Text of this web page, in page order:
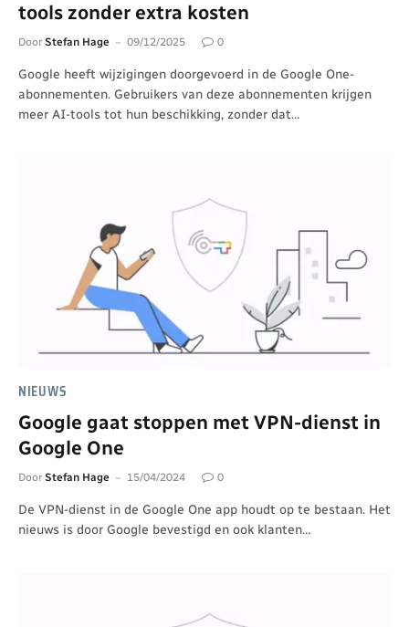
tools zonder extra kosten
Door Stefan Hage 09/12/2025 0
Google heeft wijzigingen doorgevoerd in de Google One-
abonnementen. Gebruikers van deze abonnementen krijgen
meer AI-tools tot hun beschikking, zonder dat…
NIEUWS
Google gaat stoppen met VPN-dienst in
Google One
Door Stefan Hage 15/04/2024 0
De VPN-dienst in de Google One app houdt op te bestaan. Het
nieuws is door Google bevestigd en ook klanten…